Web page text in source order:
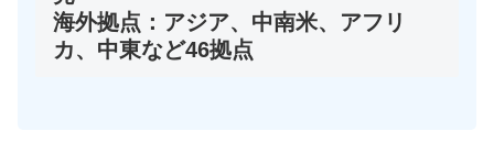
海外拠点：アジア、中南米、アフリ
カ、中東など46拠点